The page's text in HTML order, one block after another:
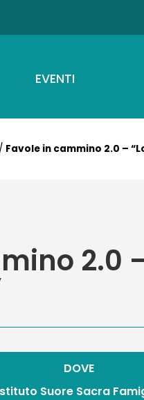
EVENTI
/ Favole in cammino 2.0 –
2.0
DOVE
Suore Sacra